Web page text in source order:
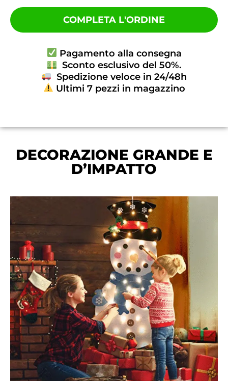
COMPLETA L'ORDINE
Pagamento alla consegna
Sconto esclusivo del 50%.
Spedizione veloce in 24/48h
Ultimi 7 pezzi in magazzino
DECORAZIONE GRANDE E
D’IMPATTO